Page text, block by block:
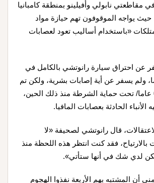
مقاطعتي نابولي وأفيلينو بمنطقة كامبانيا
حيث يواجه الموقوفون تهم حيازة مواد
«باستخدام أساليب تعود لعصابات
عن احتراق سيارة رانوتشي بالكامل في
ولم يسفر عن أية إصابات بشرية، ولكن تم
وضع الصحفي/ 64 عاما/ تحت حماية الشرطة منذ ذلك الحين،
الحادثة بعصابات المافيا.
قال رانوتشي لصحيفة «لا
بالارتياح، فقد كنت انتظر هذه اللحظة منذ
لدي شك في أنها ستأتي».
أن المشتبه بهم الأربعة نفذوا الهجوم